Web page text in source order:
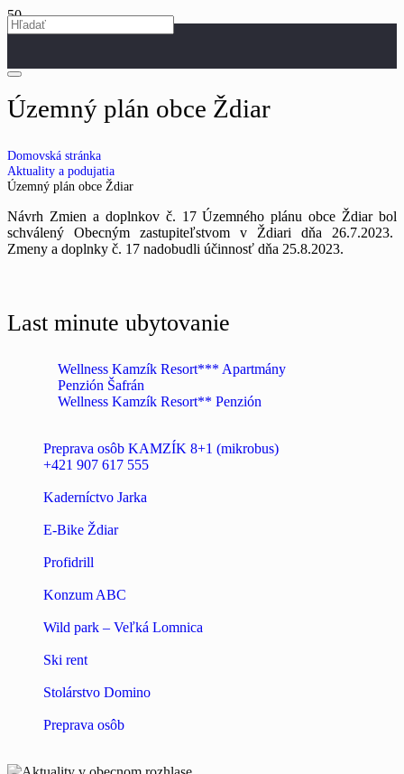
Územný plán obce Ždiar
Domovská stránka
Aktuality a podujatia
Územný plán obce Ždiar
Návrh Zmien a doplnkov č. 17 Územného plánu obce Ždiar bol
schválený Obecným zastupiteľstvom v Ždiari dňa 26.7.2023.
Zmeny a doplnky č. 17 nadobudli účinnosť dňa 25.8.2023.
Last minute ubytovanie
Wellness Kamzík Resort*** Apartmány
Penzión Šafrán
Wellness Kamzík Resort** Penzión
Preprava osôb KAMZÍK 8+1 (mikrobus)
+421 907 617 555
Kaderníctvo Jarka
E-Bike Ždiar
Profidrill
Konzum ABC
Wild park – Veľká Lomnica
Ski rent
Stolárstvo Domino
Preprava osôb